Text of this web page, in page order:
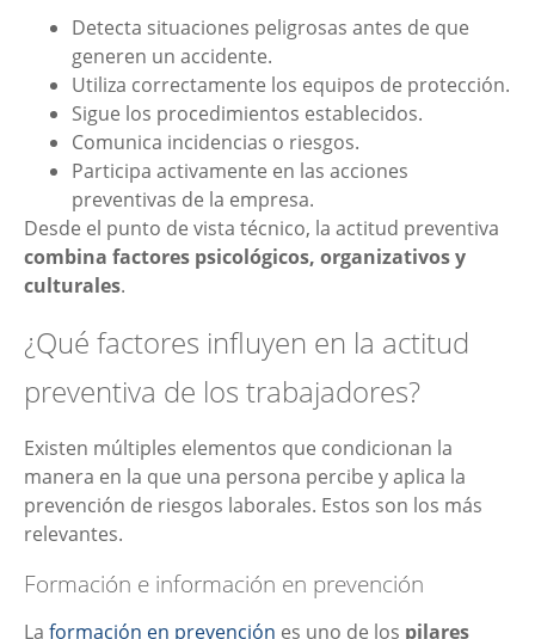
Detecta situaciones peligrosas antes de que
generen un accidente.
Utiliza correctamente los equipos de protección.
Sigue los procedimientos establecidos.
Comunica incidencias o riesgos.
Participa activamente en las acciones
preventivas de la empresa.
Desde el punto de vista técnico, la actitud preventiva
combina factores psicológicos, organizativos y
culturales.
¿Qué factores influyen en la actitud
preventiva de los trabajadores?
Existen múltiples elementos que condicionan la
manera en la que una persona percibe y aplica la
prevención de riesgos laborales. Estos son los más
relevantes.
Formación e información en prevención
La formación en prevención es uno de los pilares